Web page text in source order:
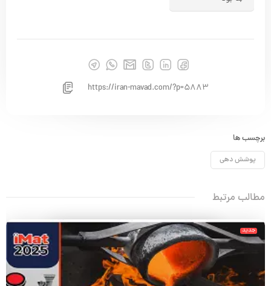
https://iran-mavad.com/?p=5883
برچسب ها
پوشش دهی
مطالب مرتبط
جدید